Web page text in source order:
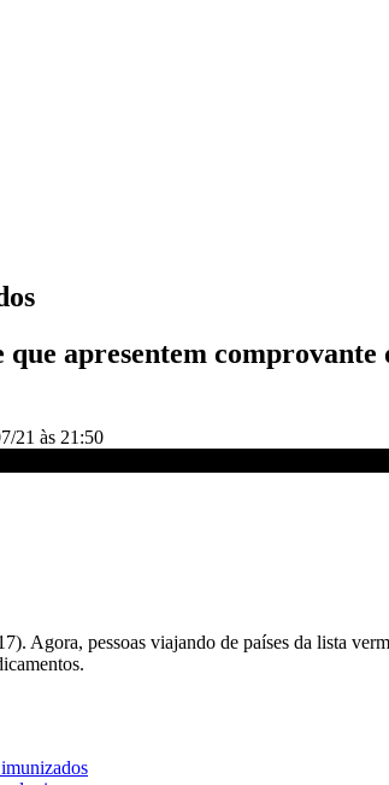
apresentem
21 às 21:50
Agora, pessoas viajando de países da lista